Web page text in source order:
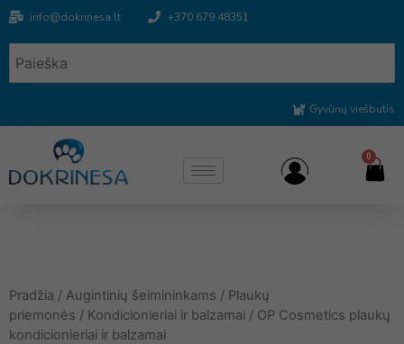
info@dokrinesa.lt +370 679 48351
Gyvūnų viešbutis
0
Pradžia / Augintinių šeimininkams / Plaukų
priemonės / Kondicionieriai ir balzamai / OP Cosmetics plaukų
kondicionieriai ir balzamai